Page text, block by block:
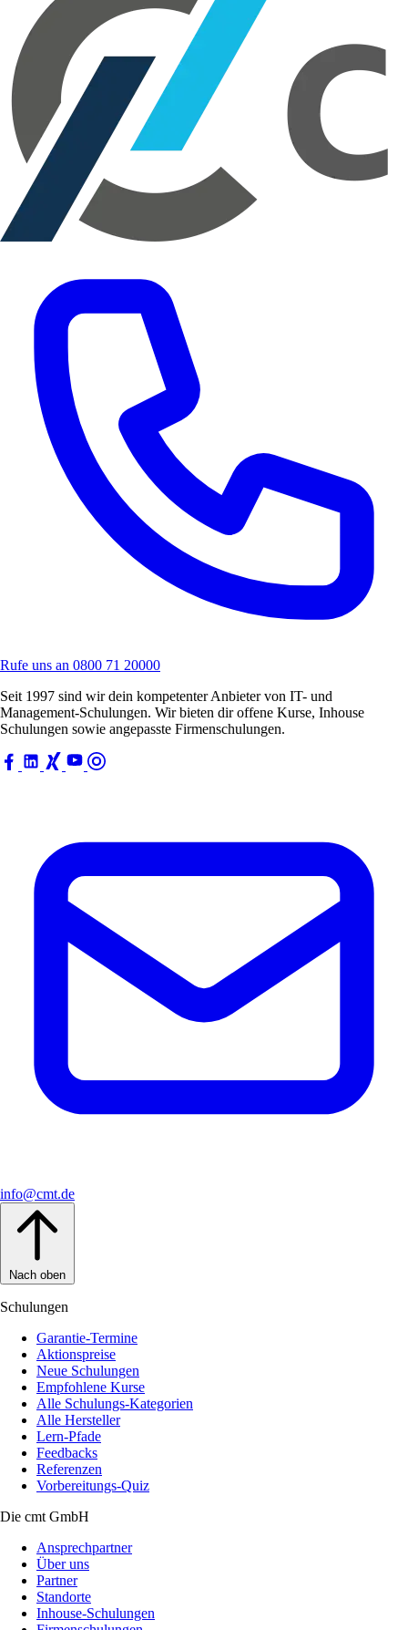
Rufe uns an 0800 71 20000
Seit 1997 sind wir dein kompetenter Anbieter von IT- und
Management-Schulungen. Wir bieten dir offene Kurse, Inhouse
Schulungen sowie angepasste Firmenschulungen.
info@cmt.de
Nach oben
Schulungen
Garantie-Termine
Aktionspreise
Neue Schulungen
Empfohlene Kurse
Alle Schulungs-Kategorien
Alle Hersteller
Lern-Pfade
Feedbacks
Referenzen
Vorbereitungs-Quiz
Die cmt GmbH
Ansprechpartner
Über uns
Partner
Standorte
Inhouse-Schulungen